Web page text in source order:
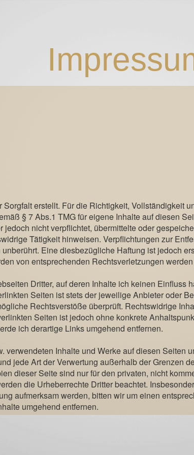
erstellt. Für die Richtigkeit, Vollständigkeit
§ 7 Abs.1 TMG für eigene Inhalte auf diesen
nicht verpflichtet, übermittelte oder
Tätigkeit hinweisen. Verpflichtungen zur
Eine diesbezügliche Haftung ist jedoch
von entsprechenden Rechtsverletzungen
Dritter, auf deren Inhalte ich keinen
Seiten ist stets der jeweilige Anbieter oder
Rechtsverstöße überprüft. Rechtswidrige
Seiten ist jedoch ohne konkrete
ich derartige Links umgehend entfernen.
verwendeten Inhalte und Werke auf diesen Seiten
jede Art der Verwertung außerhalb der Grenzen
dieser Seite sind nur für den privaten, nicht
die Urheberrechte Dritter beachtet.
aufmerksam werden, bitten wir um einen
umgehend entfernen.